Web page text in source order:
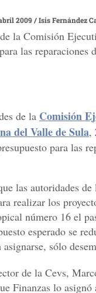
2009/Isis Fernández
la Comisión
las reparaciones
de la Comisión
del Valle de Sula,
para las
las autoridades
realizar los
número 16 el
esperado se
sólo
de la Cevs,
Finanzas lo